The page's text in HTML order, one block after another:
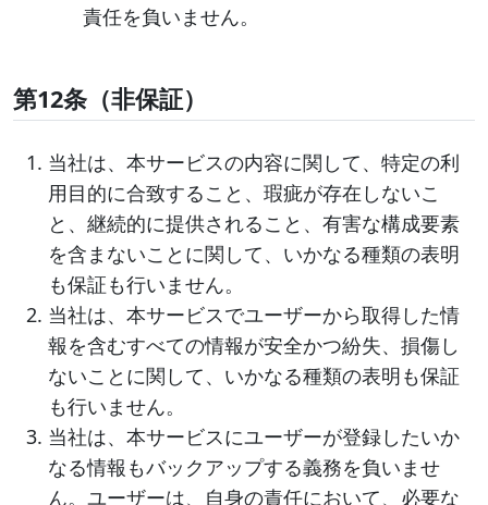
責任を負いません。
第12条（非保証）
当社は、本サービスの内容に関して、特定の利
用目的に合致すること、瑕疵が存在しないこ
と、継続的に提供されること、有害な構成要素
を含まないことに関して、いかなる種類の表明
も保証も行いません。
当社は、本サービスでユーザーから取得した情
報を含むすべての情報が安全かつ紛失、損傷し
ないことに関して、いかなる種類の表明も保証
も行いません。
当社は、本サービスにユーザーが登録したいか
なる情報もバックアップする義務を負いませ
ん。ユーザーは、自身の責任において、必要な